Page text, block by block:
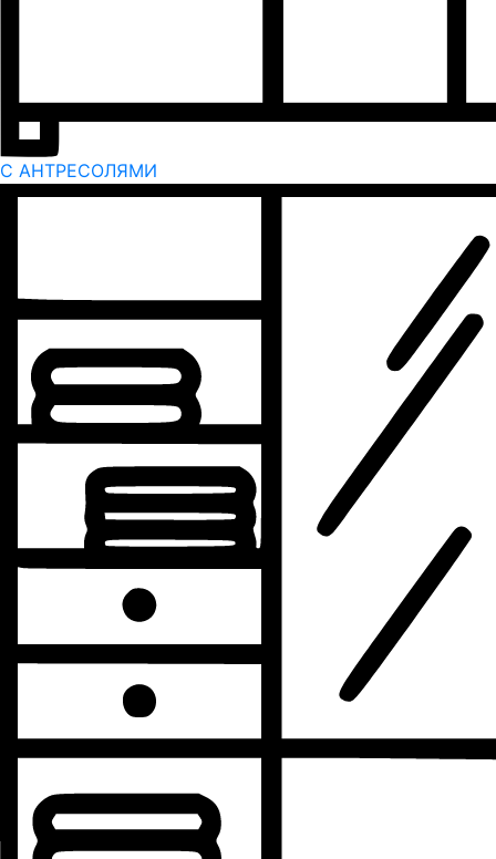
С АНТРЕСОЛЯМИ